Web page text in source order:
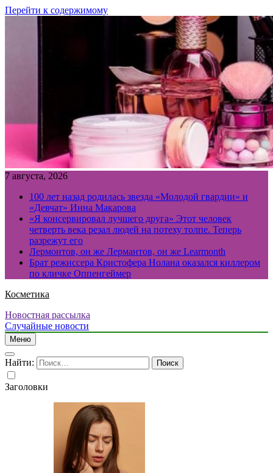
Перейти к содержимому
7 августа, 2026
100 лет назад родилась звезда «Молодой гвардии» и
«Девчат» Инна Макарова
«Я консервировал лучшего друга» Этот человек
четверть века резал людей на потеху толпе. Теперь
разрежут его
Лермонтов, он же Лермантов, он же Learmonth
Брат режиссера Кристофера Нолана оказался киллером
по кличке Оппенгеймер
Косметика
Новостная рассылка
Случайные новости
Меню
Найти:
Заголовки